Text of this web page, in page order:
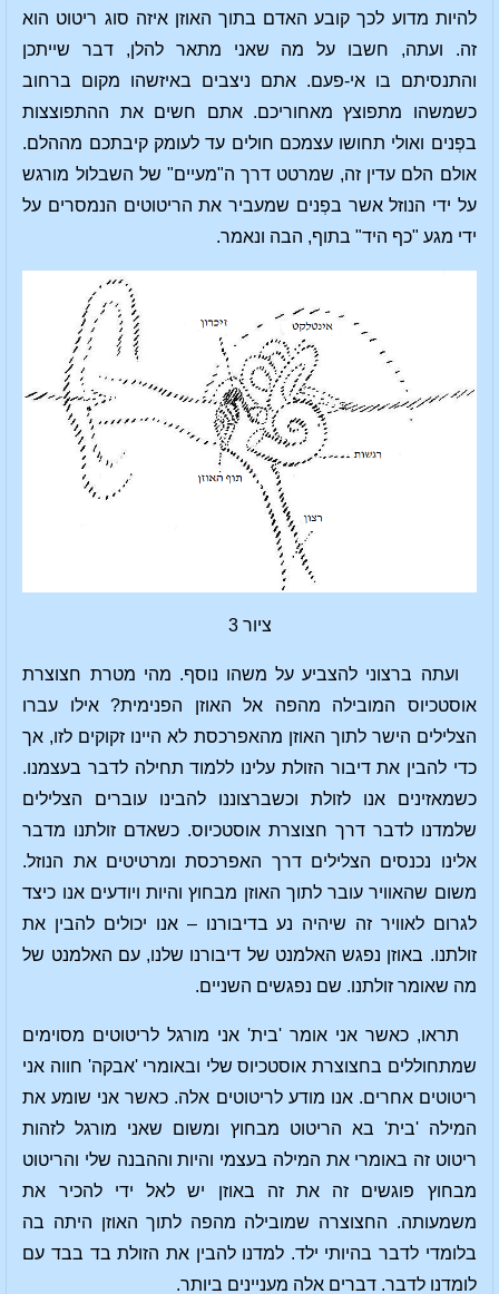
להיות מדוע לכך קובע האדם בתוך האוזן איזה סוג ריטוט הוא
זה. ועתה, חשבו על מה שאני מתאר להלן, דבר שייתכן
והתנסיתם בו אי-פעם. אתם ניצבים באיזשהו מקום ברחוב
כשמשהו מתפוצץ מאחוריכם. אתם חשים את ההתפוצצות
בפְנים ואולי תחושו עצמכם חולים עד לעומק קיבתכם מההלם.
אולם הלם עדין זה, שמרטט דרך ה"מעיים" של השבלול מורגש
על ידי הנוזל אשר בפְנים שמעביר את הריטוטים הנמסרים על
ידי מגע "כף היד" בתוף, הבה ונאמר.
ציור 3
ועתה ברצוני להצביע על משהו נוסף. מהי מטרת חצוצרת
אוסטכיוס המובילה מהפה אל האוזן הפנימית? אילו עברו
הצלילים הישר לתוך האוזן מהאפרכסת לא היינו זקוקים לזו, אך
כדי להבין את דיבור הזולת עלינו ללמוד תחילה לדבר בעצמנו.
כשמאזינים אנו לזולת וכשברצוננו להבינו עוברים הצלילים
שלמדנו לדבר דרך חצוצרת אוסטכיוס. כשאדם זולתנו מדבר
אלינו נכנסים הצלילים דרך האפרכסת ומרטיטים את הנוזל.
משום שהאוויר עובר לתוך האוזן מבחוץ והיות ויודעים אנו כיצד
לגרום לאוויר זה שיהיה נע בדיבורנו – אנו יכולים להבין את
זולתנו. באוזן נפגש האלמנט של דיבורנו שלנו, עם האלמנט של
מה שאומר זולתנו. שם נפגשים השניים.
תראו, כאשר אני אומר 'בית' אני מורגל לריטוטים מסוימים
שמתחוללים בחצוצרת אוסטכיוס שלי ובאומרי 'אבקה' חווה אני
ריטוטים אחרים. אנו מודע לריטוטים אלה. כאשר אני שומע את
המילה 'בית' בא הריטוט מבחוץ ומשום שאני מורגל לזהות
ריטוט זה באומרי את המילה בעצמי והיות וההבנה שלי והריטוט
מבחוץ פוגשים זה את זה באוזן יש לאל ידי להכיר את
משמעותה. החצוצרה שמובילה מהפה לתוך האוזן היתה בה
בלומדי לדבר בהיותי ילד. למדנו להבין את הזולת בד בבד עם
לומדנו לדבר. דברים אלה מעניינים ביותר.